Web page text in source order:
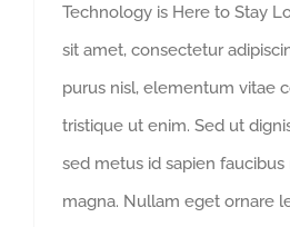
Technology is Here to Stay
sit amet, consectetur
purus nisl, elementum vitae
tristique ut enim. Sed ut
sed metus id sapien
magna. Nullam eget ornare